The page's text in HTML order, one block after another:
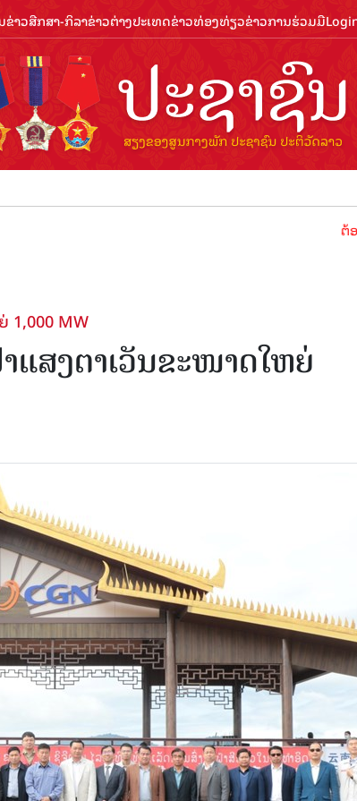
ຂ່າວສືກສາ-ກິລາຂ່າວຕ່າງປະເທດຂ່າວທ່ອງທ່ຽວຂ່າວການຮ່ວມມື
ຕ້ອນຮັບປີ
1,000 MW
ແສງຕາເວັນຂະໜາດໃຫຍ່